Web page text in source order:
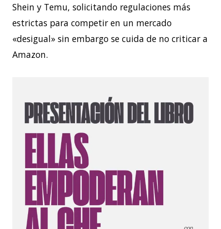
Shein y Temu, solicitando regulaciones más
estrictas para competir en un mercado
«desigual» sin embargo se cuida de no criticar a
Amazon.